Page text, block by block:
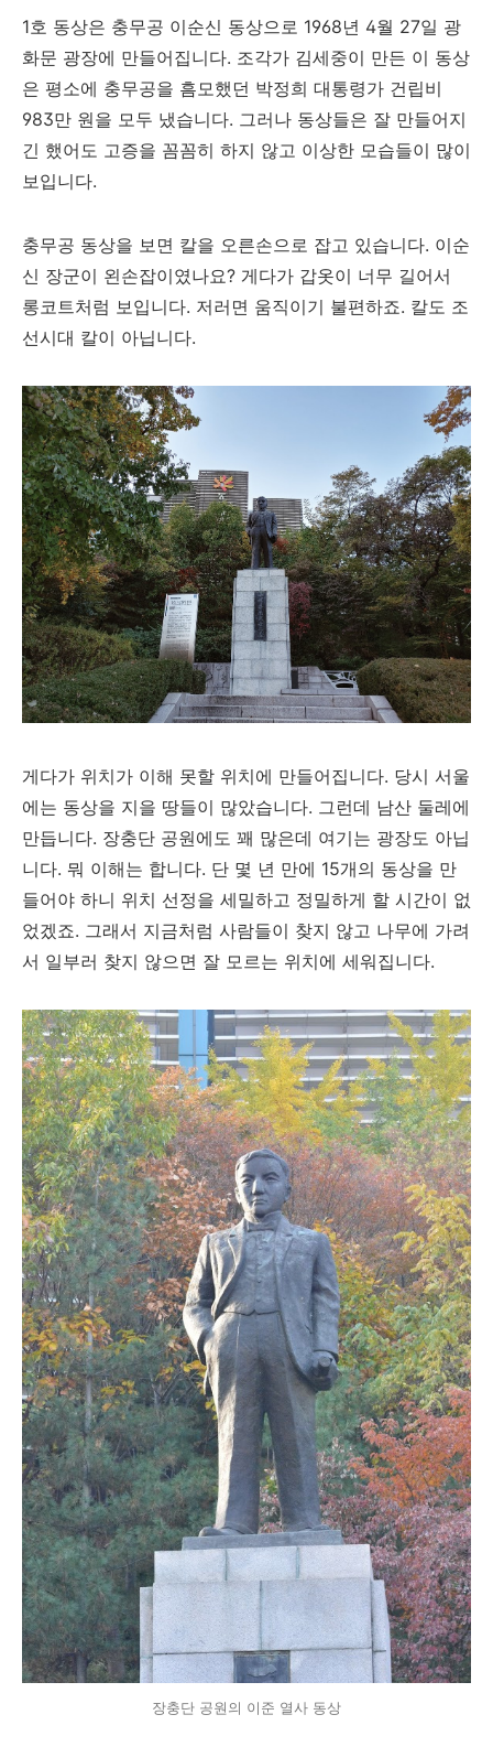
1호 동상은 충무공 이순신 동상으로 1968년 4월 27일 광
화문 광장에 만들어집니다. 조각가 김세중이 만든 이 동상
은 평소에 충무공을 흠모했던 박정희 대통령가 건립비
983만 원을 모두 냈습니다. 그러나 동상들은 잘 만들어지
긴 했어도 고증을 꼼꼼히 하지 않고 이상한 모습들이 많이
보입니다.
충무공 동상을 보면 칼을 오른손으로 잡고 있습니다. 이순
신 장군이 왼손잡이였나요? 게다가 갑옷이 너무 길어서
롱코트처럼 보입니다. 저러면 움직이기 불편하죠. 칼도 조
선시대 칼이 아닙니다.
게다가 위치가 이해 못할 위치에 만들어집니다. 당시 서울
에는 동상을 지을 땅들이 많았습니다. 그런데 남산 둘레에
만듭니다. 장충단 공원에도 꽤 많은데 여기는 광장도 아닙
니다. 뭐 이해는 합니다. 단 몇 년 만에 15개의 동상을 만
들어야 하니 위치 선정을 세밀하고 정밀하게 할 시간이 없
었겠죠. 그래서 지금처럼 사람들이 찾지 않고 나무에 가려
서 일부러 찾지 않으면 잘 모르는 위치에 세워집니다.
장충단 공원의 이준 열사 동상